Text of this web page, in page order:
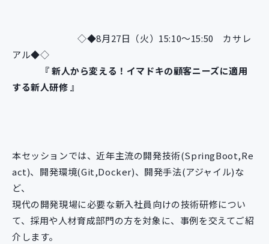
◇◆8月27日（火）15:10〜15:50 カサレ
アル◆◇
『 新人から変える！イマドキの顧客ニーズに適用
する新人研修 』
本セッションでは、近年主流の開発技術(SpringBoot,Re
act)、開発環境(Git,Docker)、開発手法(アジャイル)な
ど、
現代の開発現場に必要な新入社員向けの技術研修につい
て、採用や人材育成部門の方を対象に、事例を交えてご紹
介します。